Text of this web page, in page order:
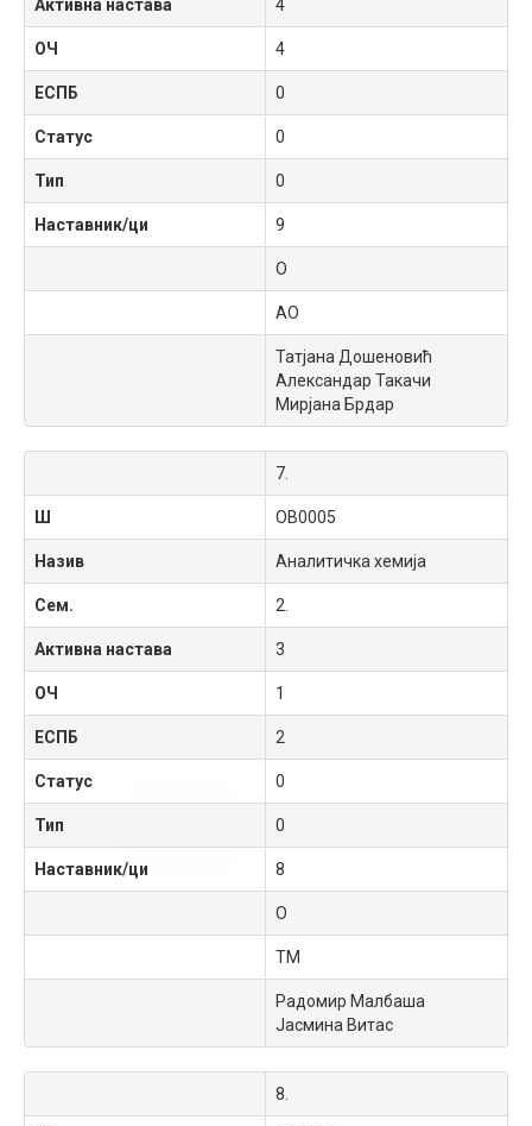
Активна настава 4
ОЧ 4
ЕСПБ 0
Статус 0
Тип 0
Наставник/ци 9
О
АО
Татјана Дошеновић
Александар Такачи
Мирјана Брдар
7.
Ш OB0005
Назив Аналитичка хемија
Сем. 2.
Активна настава 3
ОЧ 1
ЕСПБ 2
Статус 0
Тип 0
Наставник/ци 8
О
ТМ
Радомир Малбаша
Јасмина Витас
8.